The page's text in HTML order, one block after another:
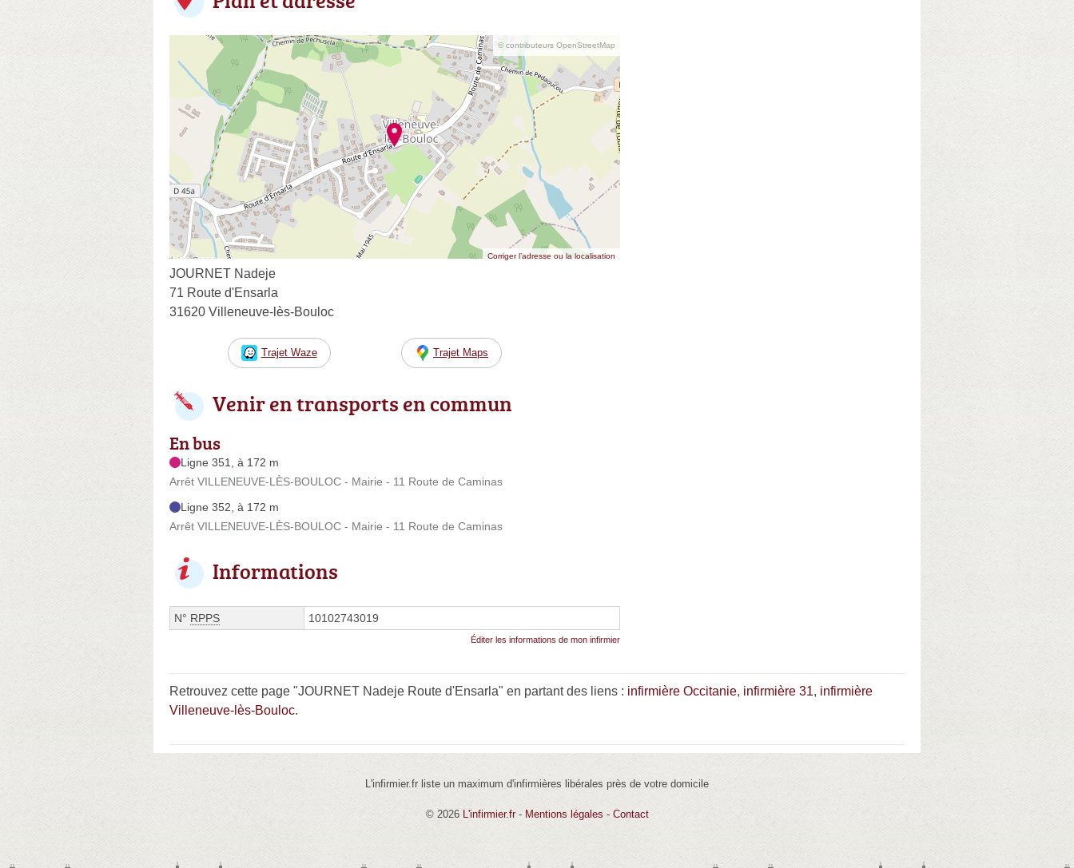
© contributeurs OpenStreetMap
Corriger l’adresse ou la localisation
JOURNET Nadeje
71 Route d'Ensarla
31620 Villeneuve-lès-Bouloc
Trajet Waze Trajet Maps
Venir en transports en commun
En bus
Ligne 351, à 172 m
Arrêt VILLENEUVE-LÈS-BOULOC - Mairie - 11 Route de Caminas
Ligne 352, à 172 m
Arrêt VILLENEUVE-LÈS-BOULOC - Mairie - 11 Route de Caminas
Informations
N° RPPS 10102743019
Éditer les informations de mon infirmier
Retrouvez cette page "JOURNET Nadeje Route d'Ensarla" en partant des liens : infirmière Occitanie, infirmière 31, infirmière
Villeneuve-lès-Bouloc.
L'infirmier.fr liste un maximum d'infirmières libérales près de votre domicile
© 2026 L'infirmier.fr - Mentions légales - Contact